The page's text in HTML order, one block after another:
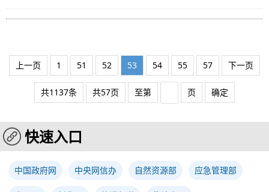
上一页 1 51 52 53 54 55 57 下一页
共1137条 共57页 至第 页 确定
快速入口
中国政府网 中央网信办 自然资源部 应急管理部